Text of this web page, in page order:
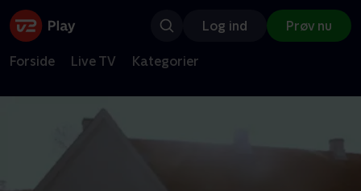
Log ind Prøv nu
Forside Live TV Kategorier